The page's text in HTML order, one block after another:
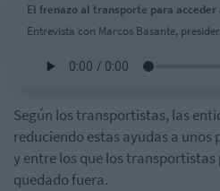
El frenazo al transporte para acceder
Entrevista con Marcos Basante,
Según los transportistas, las
reduciendo estas ayudas a unos
y entre los que los
quedado fuera.